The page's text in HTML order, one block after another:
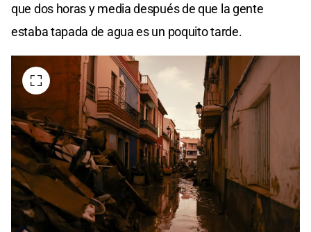
que dos horas y media después de que la gente
estaba tapada de agua es un poquito tarde.